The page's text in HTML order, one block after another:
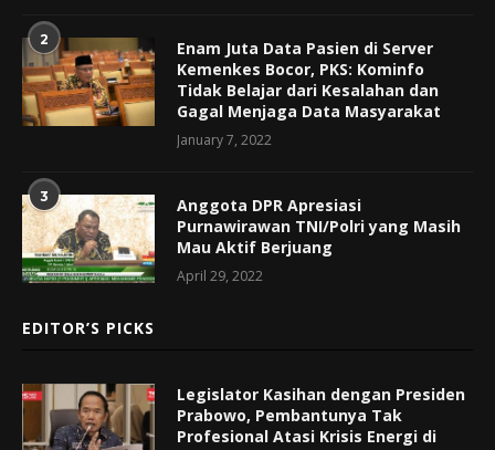
2
Enam Juta Data Pasien di Server
Kemenkes Bocor, PKS: Kominfo
Tidak Belajar dari Kesalahan dan
Gagal Menjaga Data Masyarakat
January 7, 2022
3
Anggota DPR Apresiasi
Purnawirawan TNI/Polri yang Masih
Mau Aktif Berjuang
April 29, 2022
EDITOR’S PICKS
Legislator Kasihan dengan Presiden
Prabowo, Pembantunya Tak
Profesional Atasi Krisis Energi di